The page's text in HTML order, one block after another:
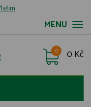
MENU
0 Kč
0